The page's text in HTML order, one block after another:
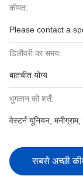
कीमत:
Please contact a
डिलीवरी का समय:
बातचीत योग्य
भुगतान की शर्तें:
वेस्टर्न यूनियन, मनीग्राम,
सबसे अच्छी